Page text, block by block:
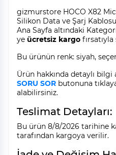
gizmurstore HOCO X82
Silikon Data ve Şarj
Ana Sayfa altındaki
ye ücretsiz kargo fırsatıyla
Bu ürünün renk: siyah,
Ürün hakkında detaylı
SORU SOR butonuna
alabilirsiniz.
Teslimat Detayları:
Bu ürün 8/8/2026 tarihine
tarafından kargoya verilir.